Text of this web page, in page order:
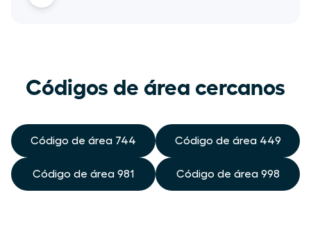
Códigos de área cercanos
Código de área 744 Código de área 449
Código de área 981 Código de área 998